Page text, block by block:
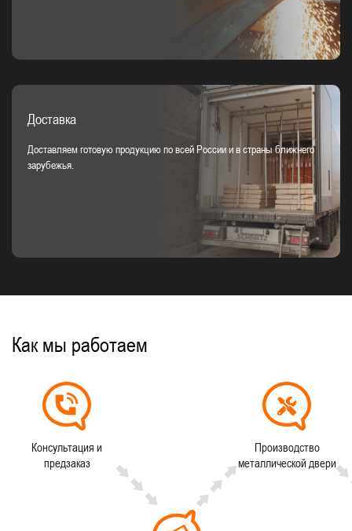
Доставка
Доставляем готовую продукцию по всей России и в страны ближнего
зарубежья.
Как мы работаем
Консультация и
предзаказ
Производство
металлической двери